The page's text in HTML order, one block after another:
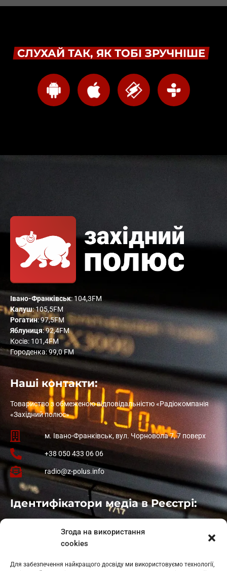
Згода на використання
cookies
Для забезпечення найкращого досвіду ми використовуємо технології,
СЛУХАЙ ТАК, ЯК ТОБІ ЗРУЧНІШЕ
Івано-Франківськ: 104,3FM
Калуш: 105,5FM
Рогатин: 97,5FM
Яблуниця: 92,4FM
Косів: 101,4FM
Городенка: 99,0 FM
Наші контакти:
Товариство з обмеженою відповідальністю «Радіокомпанія
«Західний полюс»
м. Івано-Франківськ, вул. Чорновола 7, 7 поверх
+38 050 433 06 06
radio@z-polus.info
Ідентифікатори медіа в Реєстрі:
: L11-01410
: L11-01801
Косів: L11-01805